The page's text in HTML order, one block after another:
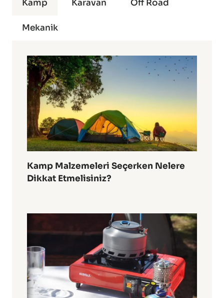
Kamp Karavan Off Road
Mekanik
Kamp Malzemeleri Seçerken Nelere
Dikkat Etmelisiniz?